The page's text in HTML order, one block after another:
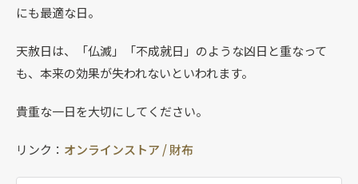
にも最適な日。
天赦日は、「仏滅」「不成就日」のような凶日と重なって
も、本来の効果が失われないといわれます。
貴重な一日を大切にしてください。
リンク： オンラインストア / 財布